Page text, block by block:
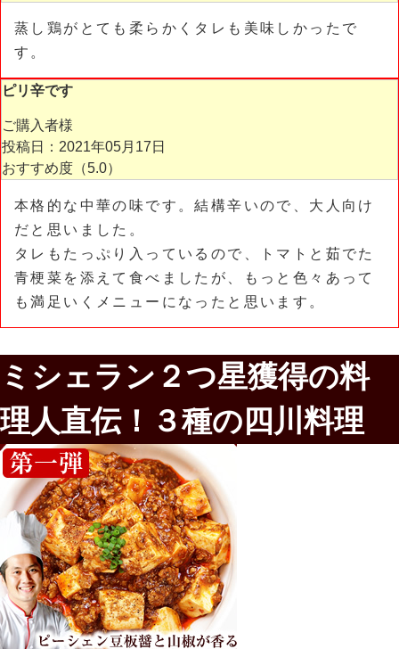
蒸し鶏がとても柔らかくタレも美味しかったで
す。
ピリ辛です
ご購入者様
投稿日：2021年05月17日
おすすめ度（5.0）
本格的な中華の味です。結構辛いので、大人向け
だと思いました。
タレもたっぷり入っているので、トマトと茹でた
青梗菜を添えて食べましたが、もっと色々あって
も満足いくメニューになったと思います。
ミシェラン２つ星獲得の料
理人直伝！３種の四川料理